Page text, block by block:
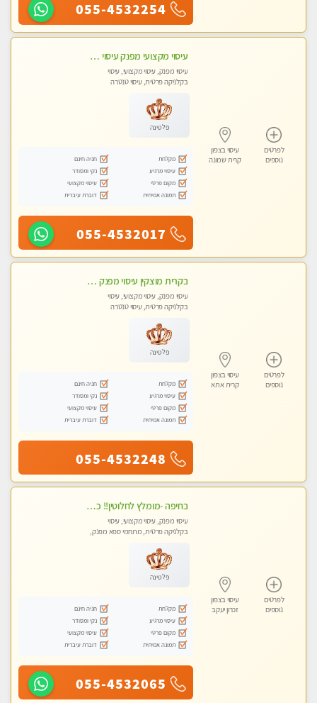
055-4532254
לפרטים
נוספים
עיסוי בצפון
קרית שמונה
עיסוי מקצועי מפנק עיסוי עם אבנים חמות. מעסה עם תעודות. טיפול מרגיע ומפנק באווירה נעימה ושקטה
עיסוי מפנק, עיסוי מקצועי, עיסוי
בקלניקה פרטית, עיסוי טנטרה
פלטינה
מקלחת
חניה חינם
עיסוי מרגיע
נקי ומסודר
מקום פרטי
עיסוי מקצועי
תמונה אמיתית
דוברת עיברית
055-4532017
לפרטים
נוספים
עיסוי בצפון
קרית אתא
בקרית מוצקין עיסוי מפנק מרגיע ושקט במקום מדהים עיסוי מושקע מאוד-
עיסוי מפנק, עיסוי מקצועי, עיסוי
בקלניקה פרטית, עיסוי טנטרה
פלטינה
מקלחת
חניה חינם
עיסוי מרגיע
נקי ומסודר
מקום פרטי
עיסוי מקצועי
תמונה אמיתית
דוברת עיברית
055-4532248
לפרטים
נוספים
עיסוי בצפון
זכרון יעקב
בחיפה -מומלץ לחלוטין!! כל סוגי העיסויים מעסה מקצועית ואיכותית פרטי!!!
עיסוי מפנק, עיסוי מקצועי, עיסוי
בקלניקה פרטית, מתחמי ספא מפנק,
טנטרה
פלטינה
מקלחת
חניה חינם
עיסוי מרגיע
נקי ומסודר
מקום פרטי
עיסוי מקצועי
תמונה אמיתית
דוברת עיברית
055-4532065